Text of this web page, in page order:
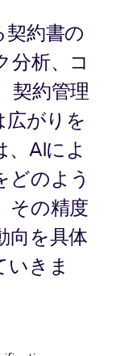
約書の
分析、コ
契約管理
がりを
AIによ
どのよう
その精度
向を具体
いきま